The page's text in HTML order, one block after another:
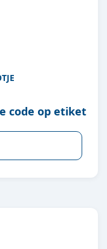
code op etiket